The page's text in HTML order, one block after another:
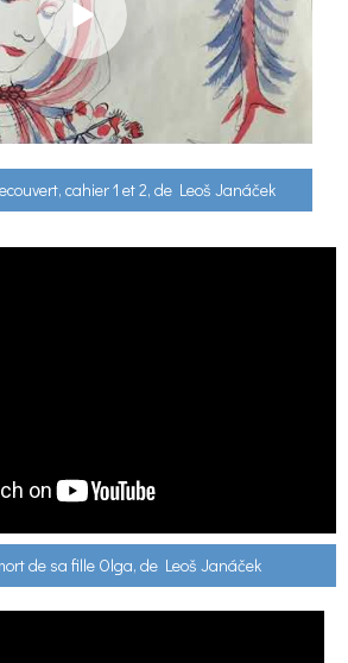
cahier 1 et 2, de Leoš Janáček
de sa fille Olga, de Leoš Janáček